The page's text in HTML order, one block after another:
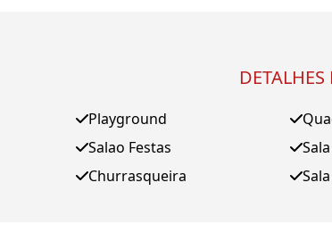
Playground
Salao Festas
Churrasqueira